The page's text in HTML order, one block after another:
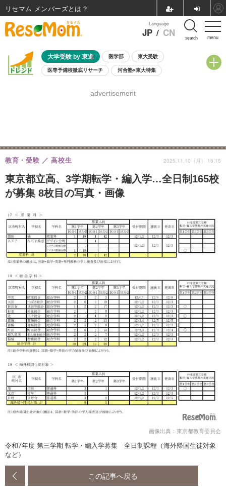
menu
Language
JP / CN search
大学受験 by 東進 医学部 東大受験
医専予備校徹底リサーチ 河合塾×東大特集
8月開催学校説明会・相談会
advertisement
東京都立高、3学期転学・編入学…全日制165校
が募集 8枚目の写真・画像
教育・受験 高校生 2025.11.10（月） 16:15
画像出典：東京都教育委員会
令和7年度 第三学期 転学・編入学募集 全日制課程（海外帰国生徒対象
など）
この記事へ戻る
リセマム メンバーズ